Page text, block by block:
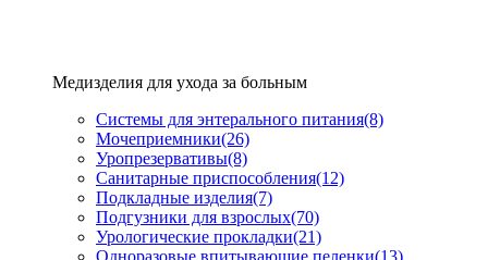
Медизделия для ухода за больным
Системы для энтерального питания(8)
Мочеприемники(26)
Уропрезервативы(8)
Санитарные приспособления(12)
Подкладные изделия(7)
Подгузники для взрослых(70)
Урологические прокладки(21)
Одноразовые впитывающие пеленки(13)